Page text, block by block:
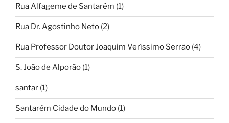
Rua Alfageme de Santarém (1)
Rua Dr. Agostinho Neto (2)
Rua Professor Doutor Joaquim Veríssimo Serrão (4)
S. João de Alporão (1)
santar (1)
Santarém Cidade do Mundo (1)